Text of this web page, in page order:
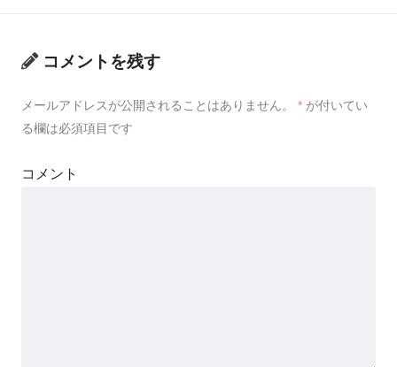
コメントを残す
メールアドレスが公開されることはありません。 * が付いてい
る欄は必須項目です
コメント